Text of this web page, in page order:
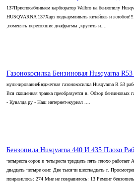
137Приспосабливаем карбюратор Walbro на бензопилу
HUSQVARNA 137Харэ подкармливать китайцев и
,поменять пересохшие диафрагмы ,крутить и....
Газонокосилка Бензиновая Husqvarna R53
мульчированиеБюджетная газонокосилка Husqvarna R 53
Вся скошенная травка преобразуется в. Обзор бензиновых
- Кувалда.ру - Наш интернет-журнал ....
Бензопила Husqvarna 440 И 435 Плохо
четыреста сорок и четыреста тридцать пять плохо
двадцать четыре сент. Две тысячи шестнадцать г.
понравилось: 274 Мне не понравилось: 13 Ремонт